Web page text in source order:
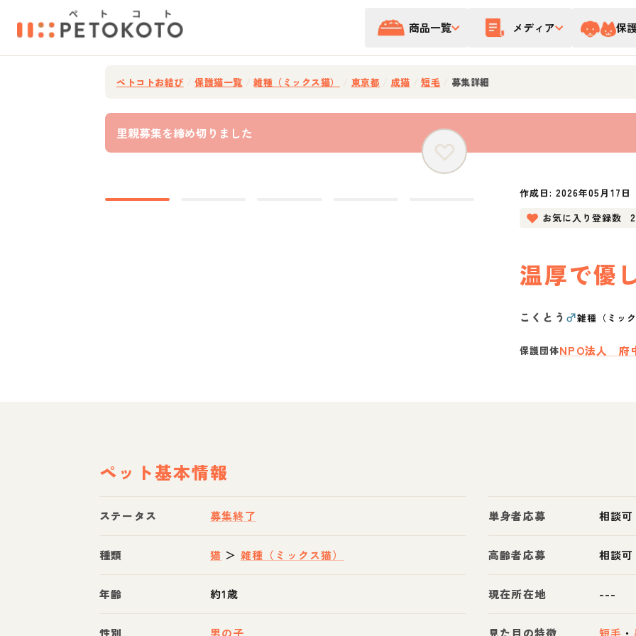
商品一覧 メディア 保
ペトコトお結び 保護猫一覧 雑種（ミックス猫） 東京都 成猫 短毛 募集詳細
里親募集を締め切りました
作成日:2026年05月17日
お気に入り登録数
温厚で優
こくとう ♂雑種（ミック
保護団体NPO法人 府
ペット基本情報
ステータス 募集終了
種類 猫 ＞ 雑種（ミックス猫）
年齢 約1歳
性別 男の子
単身者応募 相談可
高齢者応募 相談可
現在所在地 ---
見た目の特徴 短毛 ・